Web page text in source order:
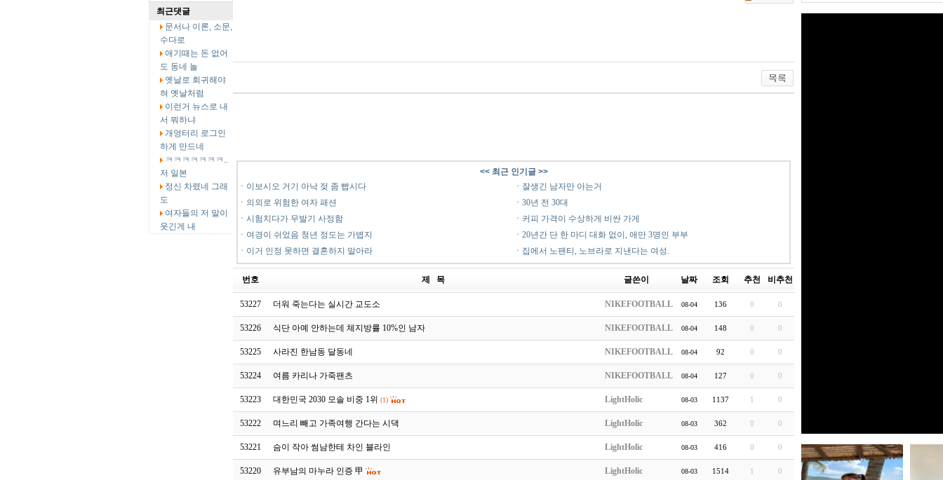
최근댓글
문서나 이론, 소문,
수다로
애기때는 돈 없어
도 동네 놀
옛날로 회귀해야
혀 옛날처럼
이런거 뉴스로 내
서 뭐하냐
개엉터리 로그인
하게 만드네
ㅋㅋㅋㅋㅋㅋㅋ..
저 일본
정신 차렸네 그래
도
여자들의 저 말이
웃긴게 내
<< 최근 인기글 >>
ㆍ 이보시오 거기 아낙 젖 좀 빱시다 ㆍ 잘생긴 남자만 아는거
ㆍ 의외로 위험한 여자 패션 ㆍ 30년 전 30대
ㆍ 시험치다가 무발기 사정함 ㆍ 커피 가격이 수상하게 비싼 가게
ㆍ 여경이 쉬었음 청년 정도는 가볍지 ㆍ 20년간 단 한 마디 대화 없이, 애만 3명인 부부
ㆍ 이거 인정 못하면 결혼하지 말아라 ㆍ 집에서 노팬티, 노브라로 지낸다는 여성.
번호 제 목 글쓴이 날짜 조회 추천 비추천
53227 더워 죽는다는 실시간 교도소 NIKEFOOTBALL 08-04 136 0 0
53226 식단 아예 안하는데 체지방률 10%인 남자 NIKEFOOTBALL 08-04 148 0 0
53225 사라진 한남동 달동네 NIKEFOOTBALL 08-04 92 0 0
53224 여름 카리나 가죽팬츠 NIKEFOOTBALL 08-04 127 0 0
53223 대한민국 2030 모솔 비중 1위 (1) LightHolic 08-03 1137 1 0
53222 며느리 빼고 가족여행 간다는 시댁 LightHolic 08-03 362 0 0
53221 슴이 작아 썸남한테 차인 블라인 LightHolic 08-03 416 0 0
53220 유부남의 마누라 인증 甲 LightHolic 08-03 1514 1 0